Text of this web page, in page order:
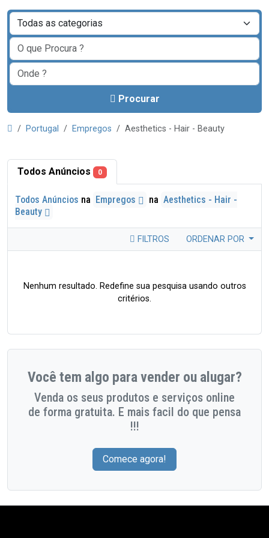
Procurar
Portugal Empregos Aesthetics - Hair - Beauty
Todos Anúncios 0
Todos Anúncios na Empregos na Aesthetics - Hair -
Beauty
FILTROS ORDENAR POR
Nenhum resultado. Redefine sua pesquisa usando outros
critérios.
Você tem algo para vender ou alugar?
Venda os seus produtos e serviços online
de forma gratuita. E mais facil do que pensa
!!!
Comece agora!